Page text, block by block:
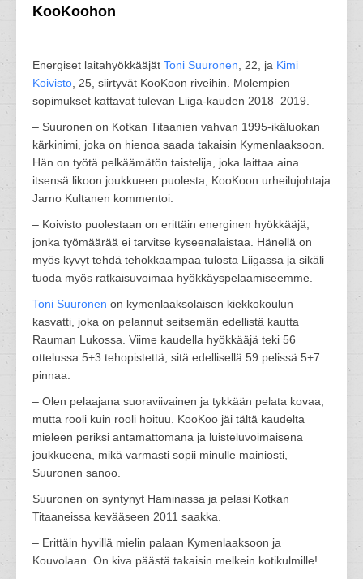
KooKoohon
Energiset laitahyökkääjät Toni Suuronen , 22, ja Kimi
Koivisto , 25, siirtyvät KooKoon riveihin. Molempien
sopimukset kattavat tulevan Liiga-kauden 2018–2019.
– Suuronen on Kotkan Titaanien vahvan 1995-ikäluokan
kärkinimi, joka on hienoa saada takaisin Kymenlaaksoon.
Hän on työtä pelkäämätön taistelija, joka laittaa aina
itsensä likoon joukkueen puolesta, KooKoon urheilujohtaja
Jarno Kultanen kommentoi.
– Koivisto puolestaan on erittäin energinen hyökkääjä,
jonka työmäärää ei tarvitse kyseenalaistaa. Hänellä on
myös kyvyt tehdä tehokkaampaa tulosta Liigassa ja sikäli
tuoda myös ratkaisuvoimaa hyökkäyspelaamiseemme.
Toni Suuronen on kymenlaaksolaisen kiekkokoulun
kasvatti, joka on pelannut seitsemän edellistä kautta
Rauman Lukossa. Viime kaudella hyökkääjä teki 56
ottelussa 5+3 tehopistettä, sitä edellisellä 59 pelissä 5+7
pinnaa.
– Olen pelaajana suoraviivainen ja tykkään pelata kovaa,
mutta rooli kuin rooli hoituu. KooKoo jäi tältä kaudelta
mieleen periksi antamattomana ja luisteluvoimaisena
joukkueena, mikä varmasti sopii minulle mainiosti,
Suuronen sanoo.
Suuronen on syntynyt Haminassa ja pelasi Kotkan
Titaaneissa kevääseen 2011 saakka.
– Erittäin hyvillä mielin palaan Kymenlaaksoon ja
Kouvolaan. On kiva päästä takaisin melkein kotikulmille!